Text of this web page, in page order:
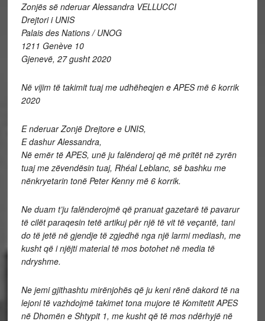
Zonjës së nderuar Alessandra VELLUCCI
Drejtori i UNIS
Palais des Nations / UNOG
1211 Genève 10
Gjenevë, 27 gusht 2020
Në vijim të takimit tuaj me udhëheqjen e APES më 6 korrik
2020
E nderuar Zonjë Drejtore e UNIS,
E dashur Alessandra,
Në emër të APES, unë ju falënderoj që më pritët në zyrën
tuaj me zëvendësin tuaj, Rhéal Leblanc, së bashku me
nënkryetarin tonë Peter Kenny më 6 korrik.
Ne duam t’ju falënderojmë që pranuat gazetarë të pavarur
të cilët paraqesin tetë artikuj për një të vit të veçantë, tani
do të jetë në gjendje të zgjedhë nga një larmi mediash, me
kusht që i njëjti material të mos botohet në media të
ndryshme.
Ne jemi gjithashtu mirënjohës që ju keni rënë dakord të na
lejoni të vazhdojmë takimet tona mujore të Komitetit APES
në Dhomën e Shtypit 1, me kusht që të mos ndërhyjë në